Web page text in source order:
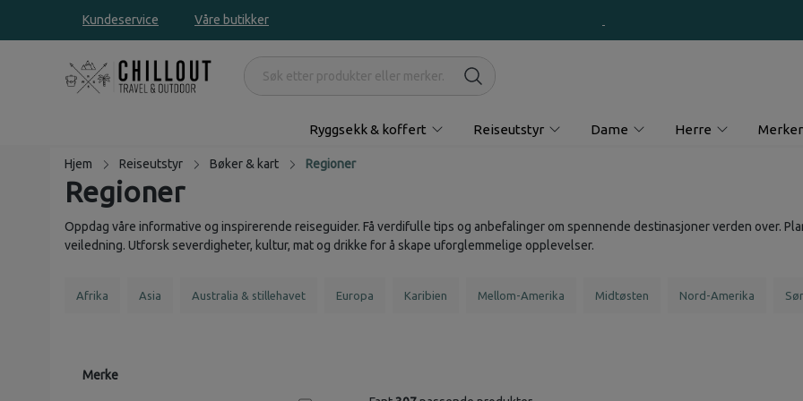
Kundeservice Våre butikker
Ryggsekk & koffert Reiseutstyr Dame Herre Merker
Hjem Reiseutstyr Bøker & kart Regioner
Regioner
Oppdag våre informative og inspirerende reiseguider. Få verdifulle tips og anbefalinger om spennende destinasjoner verden over.
veiledning. Utforsk severdigheter, kultur, mat og drikke for å skape uforglemmelige opplevelser.
Afrika Asia Australia & stillehavet Europa Karibien Mellom-Amerika Midtøsten Nord-Amerika
Merke